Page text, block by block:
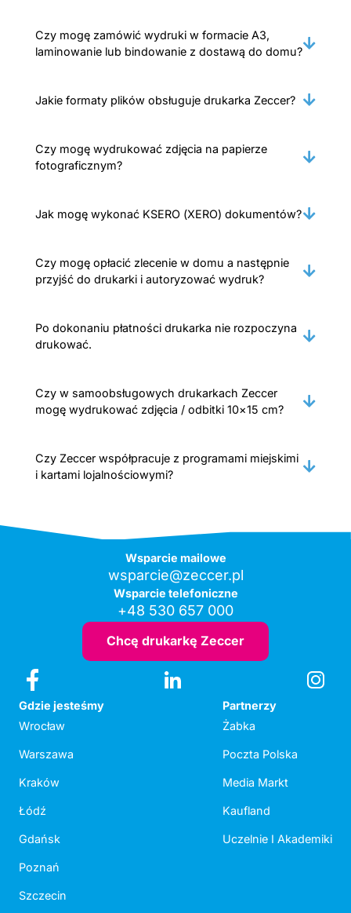
Czy mogę zamówić wydruki w formacie A3,
laminowanie lub bindowanie z dostawą do domu?
Jakie formaty plików obsługuje drukarka Zeccer?
Czy mogę wydrukować zdjęcia na papierze
fotograficznym?
Jak mogę wykonać KSERO (XERO) dokumentów?
Czy mogę opłacić zlecenie w domu a następnie
przyjść do drukarki i autoryzować wydruk?
Po dokonaniu płatności drukarka nie rozpoczyna
drukować.
Czy w samoobsługowych drukarkach Zeccer
mogę wydrukować zdjęcia / odbitki 10×15 cm?
Czy Zeccer współpracuje z programami miejskimi
i kartami lojalnościowymi?
Wsparcie mailowe
wsparcie@zeccer.pl
Wsparcie telefoniczne
+48 530 657 000
Chcę drukarkę Zeccer
Gdzie jesteśmy
Wrocław
Warszawa
Kraków
Łódź
Gdańsk
Poznań
Szczecin
Partnerzy
Żabka
Poczta Polska
Media Markt
Kaufland
Uczelnie I Akademiki